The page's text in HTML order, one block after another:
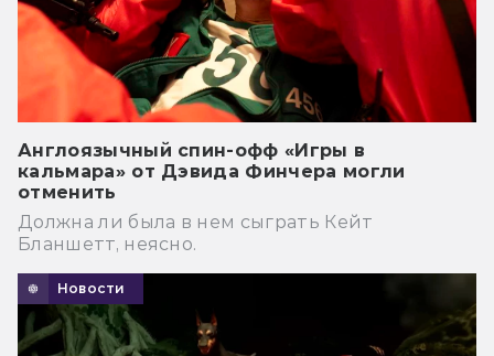
Англоязычный спин-офф «Игры в
кальмара» от Дэвида Финчера могли
отменить
Должна ли была в нем сыграть Кейт
Бланшетт, неясно.
Новости